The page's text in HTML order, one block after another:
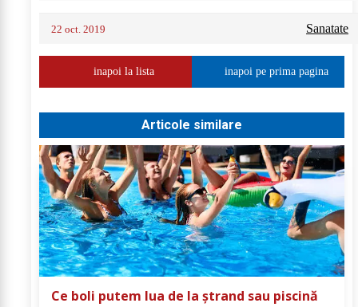
22 oct. 2019 Sanatate
inapoi la lista inapoi pe prima pagina
Articole similare
Ce boli putem lua de la ștrand sau piscină